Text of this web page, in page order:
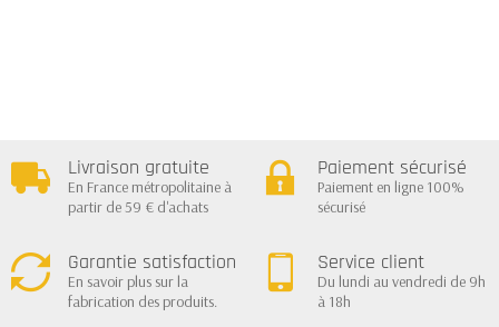
Livraison gratuite
En France métropolitaine à
partir de 59 € d'achats
Paiement sécurisé
Paiement en ligne 100%
sécurisé
Garantie satisfaction
En savoir plus sur la
fabrication des produits.
Service client
Du lundi au vendredi de 9h
à 18h